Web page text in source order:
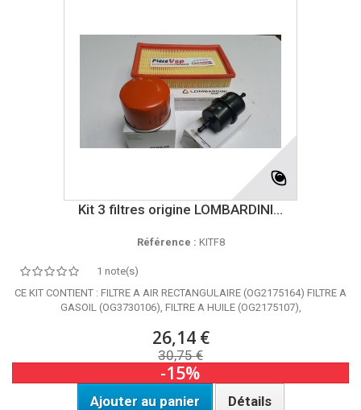
Kit 3 filtres origine LOMBARDINI...
Référence : KITF8
1 note(s)
CE KIT CONTIENT : FILTRE A AIR RECTANGULAIRE (OG2175164) FILTRE A
GASOIL (OG3730106), FILTRE A HUILE (OG2175107),
26,14 €
30,75 €
-15%
Ajouter au panier Détails